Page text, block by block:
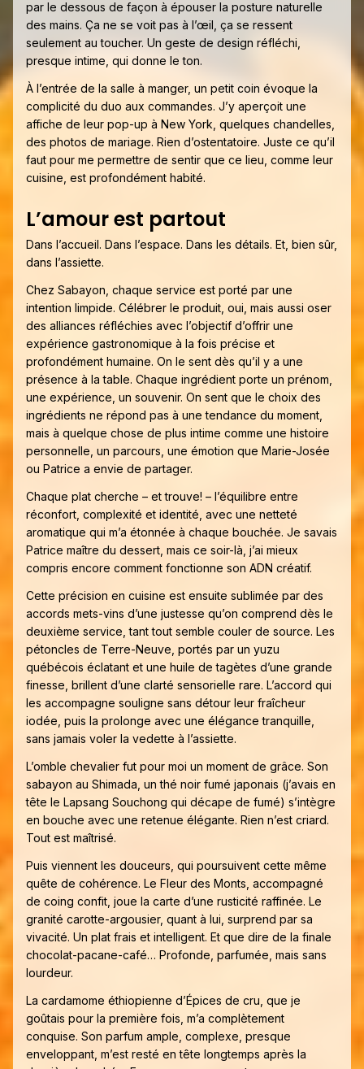
par le dessous de façon à épouser la posture naturelle
des mains. Ça ne se voit pas à l’œil, ça se ressent
seulement au toucher. Un geste de design réfléchi,
presque intime, qui donne le ton.
À l’entrée de la salle à manger, un petit coin évoque la
complicité du duo aux commandes. J’y aperçoit une
affiche de leur pop-up à New York, quelques chandelles,
des photos de mariage. Rien d’ostentatoire. Juste ce qu’il
faut pour me permettre de sentir que ce lieu, comme leur
cuisine, est profondément habité.
L’amour est partout
Dans l’accueil. Dans l’espace. Dans les détails. Et, bien sûr,
dans l’assiette.
Chez Sabayon, chaque service est porté par une
intention limpide. Célébrer le produit, oui, mais aussi oser
des alliances réfléchies avec l’objectif d’offrir une
expérience gastronomique à la fois précise et
profondément humaine. On le sent dès qu’il y a une
présence à la table. Chaque ingrédient porte un prénom,
une expérience, un souvenir. On sent que le choix des
ingrédients ne répond pas à une tendance du moment,
mais à quelque chose de plus intime comme une histoire
personnelle, un parcours, une émotion que Marie-Josée
ou Patrice a envie de partager.
Chaque plat cherche – et trouve! – l’équilibre entre
réconfort, complexité et identité, avec une netteté
aromatique qui m’a étonnée à chaque bouchée. Je savais
Patrice maître du dessert, mais ce soir-là, j’ai mieux
compris encore comment fonctionne son ADN créatif.
Cette précision en cuisine est ensuite sublimée par des
accords mets-vins d’une justesse qu’on comprend dès le
deuxième service, tant tout semble couler de source. Les
pétoncles de Terre-Neuve, portés par un yuzu
québécois éclatant et une huile de tagètes d’une grande
finesse, brillent d’une clarté sensorielle rare. L’accord qui
les accompagne souligne sans détour leur fraîcheur
iodée, puis la prolonge avec une élégance tranquille,
sans jamais voler la vedette à l’assiette.
L’omble chevalier fut pour moi un moment de grâce. Son
sabayon au Shimada, un thé noir fumé japonais (j’avais en
tête le Lapsang Souchong qui décape de fumé) s’intègre
en bouche avec une retenue élégante. Rien n’est criard.
Tout est maîtrisé.
Puis viennent les douceurs, qui poursuivent cette même
quête de cohérence. Le Fleur des Monts, accompagné
de coing confit, joue la carte d’une rusticité raffinée. Le
granité carotte-argousier, quant à lui, surprend par sa
vivacité. Un plat frais et intelligent. Et que dire de la finale
chocolat-pacane-café… Profonde, parfumée, mais sans
lourdeur.
La cardamome éthiopienne d’Épices de cru, que je
goûtais pour la première fois, m’a complètement
conquise. Son parfum ample, complexe, presque
enveloppant, m’est resté en tête longtemps après la